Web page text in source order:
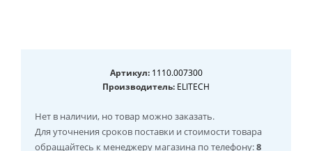
Артикул:1110.007300
Производитель: ELITECH
Нет в наличии, но товар можно заказать.
Для уточнения сроков поставки и стоимости товара
обращайтесь к менеджеру магазина по телефону:8